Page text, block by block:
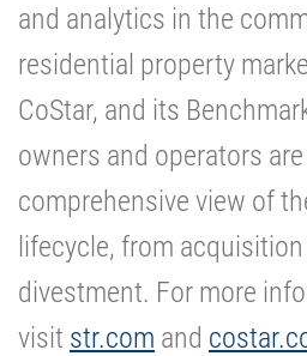
and analytics in the
residential property
CoStar, and its
owners and operators
comprehensive view of
lifecycle, from
divestment. For more
visit str.com and